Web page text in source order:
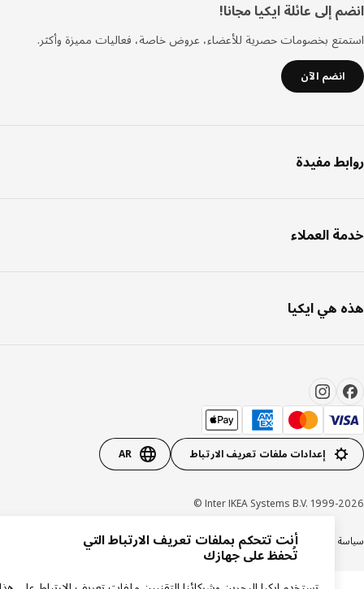
إلى عائلة ايكيا مجانا!
بخصومات حصرية للأعضاء، عروض خاصة، فعاليات مميزة وأكثر.
انضم الآن
مفيدة
العملاء
هي ايكيا
إعدادات ملفات تعريف الارتباط AR
Inter IKEA Systems B.V. 1999-
الخصوصية سياسة الكوكيزالشروط والأحكام
أنت تتحكم بملفات تعريف الارتباط التي
تُحفظ على جهازك